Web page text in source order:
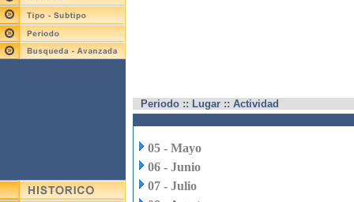
Periodo :: Lugar :: Actividad
05 - Mayo
06 - Junio
07 - Julio